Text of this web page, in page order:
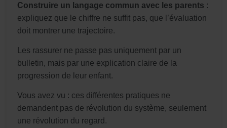
Construire un langage commun avec les parents :
expliquez que le chiffre ne suffit pas, que l’évaluation
doit montrer une trajectoire.
Les rassurer ne passe pas uniquement par un
bulletin, mais par une explication claire de la
progression de leur enfant.
Vous avez vu : ces différentes pratiques ne
demandent pas de révolution du système, seulement
une révolution du regard.